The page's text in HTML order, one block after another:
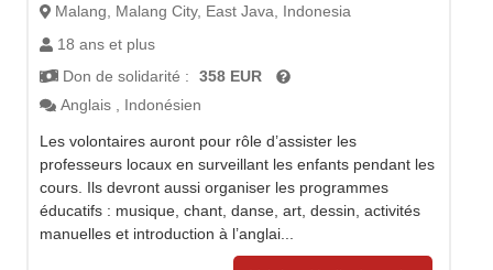
Malang, Malang City, East Java, Indonesia
18 ans et plus
Don de solidarité :
358 EUR
Anglais , Indonésien
Les volontaires auront pour rôle d’assister les
professeurs locaux en surveillant les enfants pendant les
cours. Ils devront aussi organiser les programmes
éducatifs : musique, chant, danse, art, dessin, activités
manuelles et introduction à l’anglai...